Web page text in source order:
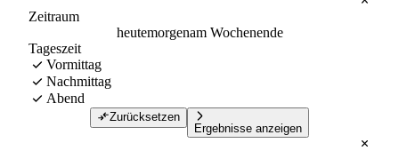
Zeitraum
heutemorgenam Wochenende
Tageszeit
Vormittag
Nachmittag
Abend
Zurücksetzen
Ergebnisse anzeigen